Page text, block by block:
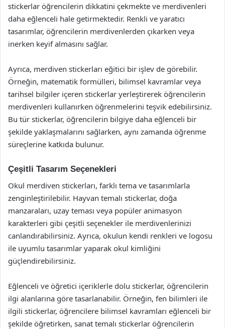
stickerlar öğrencilerin dikkatini çekmekte ve merdivenleri
daha eğlenceli hale getirmektedir. Renkli ve yaratıcı
tasarımlar, öğrencilerin merdivenlerden çıkarken veya
inerken keyif almasını sağlar.
Ayrıca, merdiven stickerları eğitici bir işlev de görebilir.
Örneğin, matematik formülleri, bilimsel kavramlar veya
tarihsel bilgiler içeren stickerlar yerleştirerek öğrencilerin
merdivenleri kullanırken öğrenmelerini teşvik edebilirsiniz.
Bu tür stickerlar, öğrencilerin bilgiye daha eğlenceli bir
şekilde yaklaşmalarını sağlarken, aynı zamanda öğrenme
süreçlerine katkıda bulunur.
Çeşitli Tasarım Seçenekleri
Okul merdiven stickerları, farklı tema ve tasarımlarla
zenginleştirilebilir. Hayvan temalı stickerlar, doğa
manzaraları, uzay teması veya popüler animasyon
karakterleri gibi çeşitli seçenekler ile merdivenlerinizi
canlandırabilirsiniz. Ayrıca, okulun kendi renkleri ve logosu
ile uyumlu tasarımlar yaparak okul kimliğini
güçlendirebilirsiniz.
Eğlenceli ve öğretici içeriklerle dolu stickerlar, öğrencilerin
ilgi alanlarına göre tasarlanabilir. Örneğin, fen bilimleri ile
ilgili stickerlar, öğrencilere bilimsel kavramları eğlenceli bir
şekilde öğretirken, sanat temalı stickerlar öğrencilerin